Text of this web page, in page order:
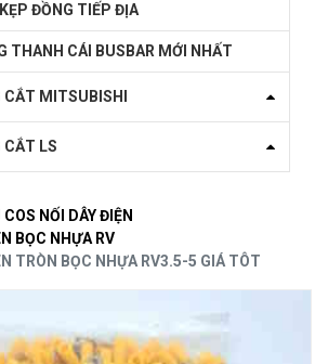
ĐỒNG TIẾP ĐỊA
THANH CÁI BUSBAR MỚI NHẤT
MITSUBISHI
CẮT LS
NỐI DÂY ĐIỆN
BỌC NHỰA RV
TRÒN BỌC NHỰA RV3.5-5 GIÁ TÔT